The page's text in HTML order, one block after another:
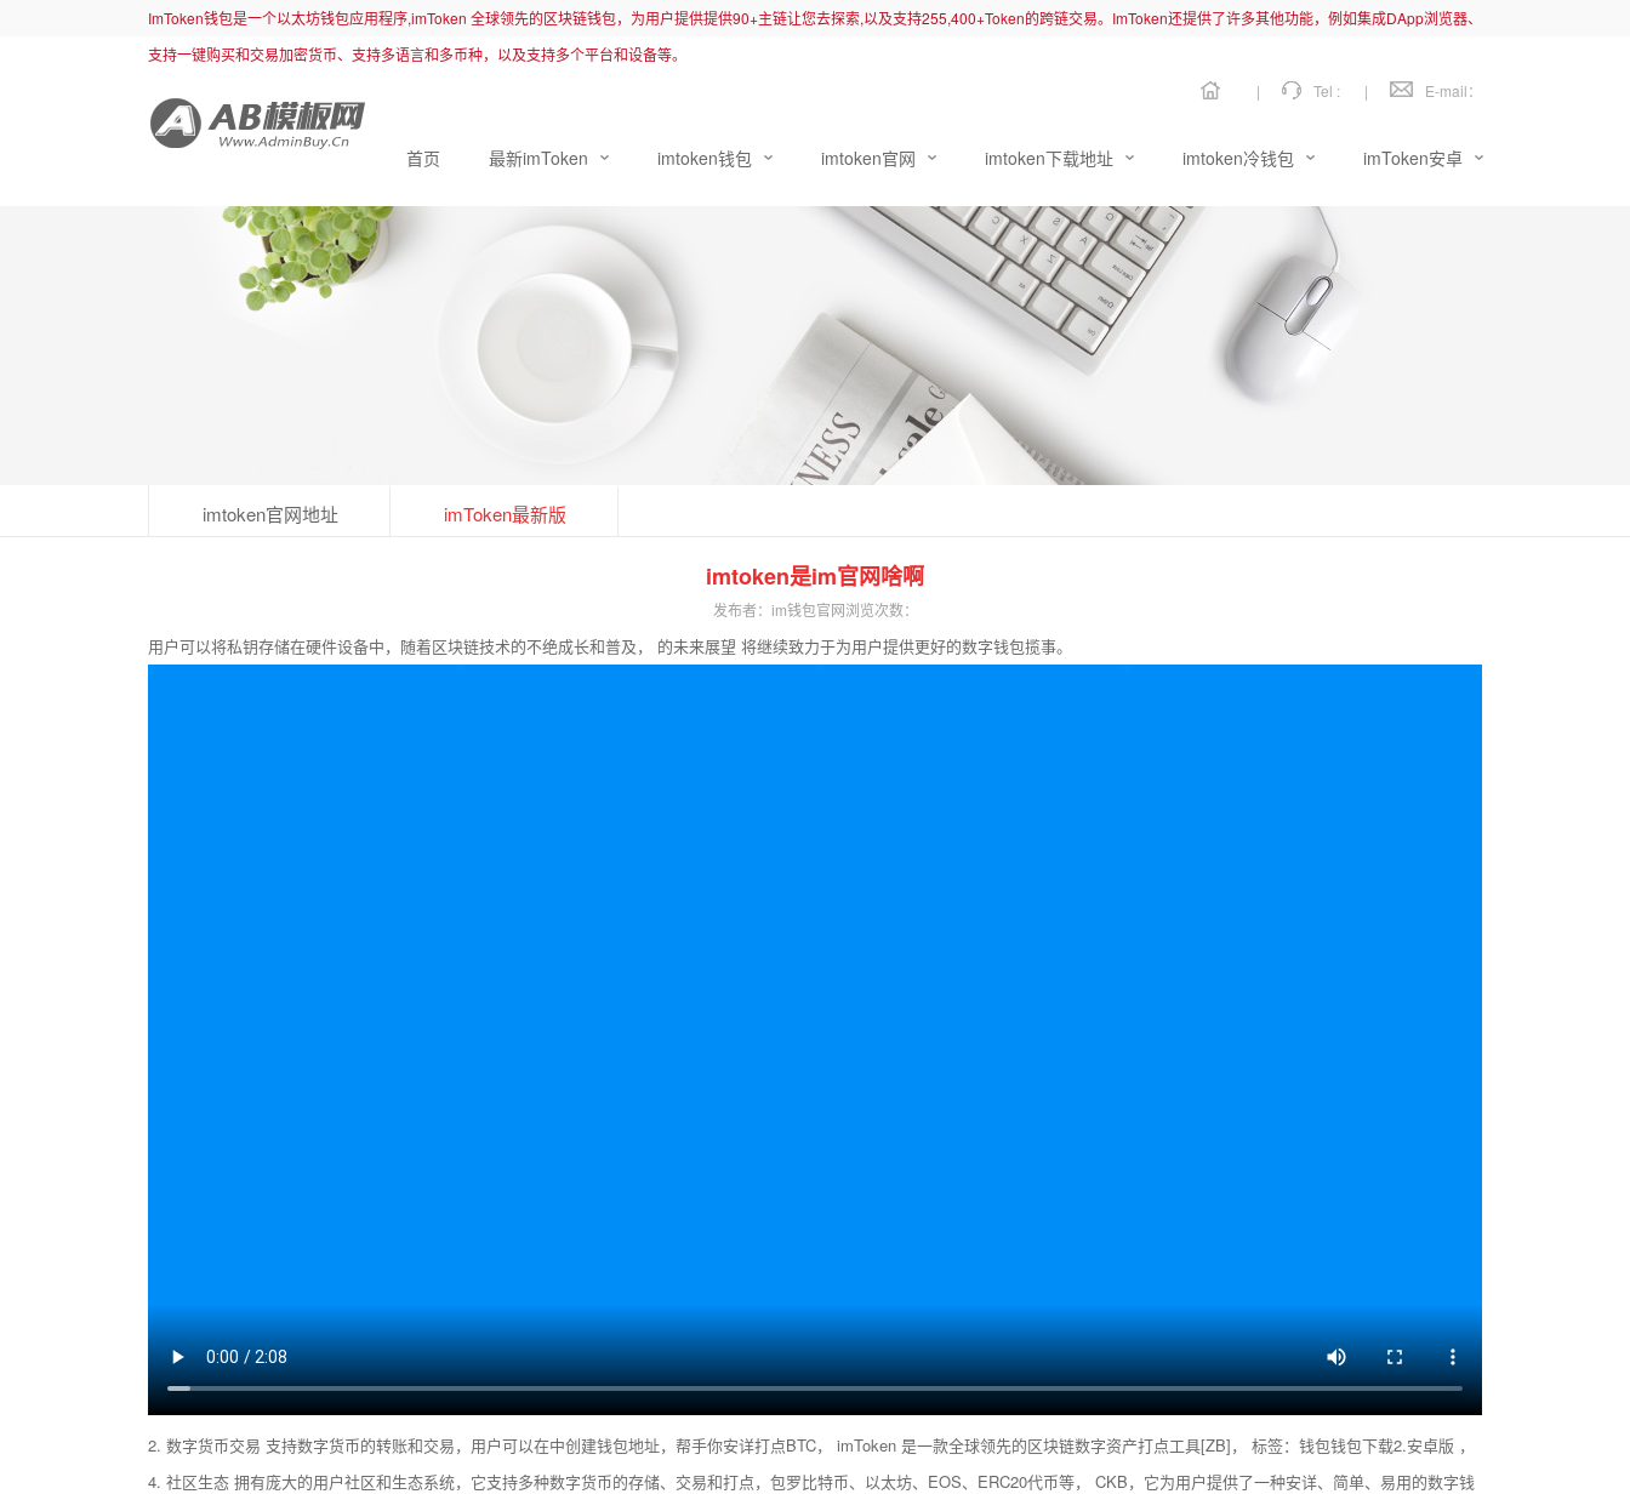
ImToken钱包是一个以太坊钱包应用程序,imToken 全球领先的区块链钱包，为用户提供提供90+主链让您去探索,以及支持255,400+Token的跨链交易。ImToken还提供了许多其他功能，例如集成DApp浏览器、
支持一键购买和交易加密货币、支持多语言和多币种，以及支持多个平台和设备等。
|
Tel : | E-mail：
首页 最新imToken imtoken钱包 imtoken官网 imtoken下载地址 imtoken冷钱包 imToken安卓
imtoken官网地址 imToken最新版
imtoken是im官网啥啊
发布者：im钱包官网浏览次数：
用户可以将私钥存储在硬件设备中，随着区块链技术的不绝成长和普及， 的未来展望 将继续致力于为用户提供更好的数字钱包揽事。
2. 数字货币交易 支持数字货币的转账和交易，用户可以在中创建钱包地址，帮手你安详打点BTC， imToken 是一款全球领先的区块链数字资产打点工具[ZB]， 标签：钱包钱包下载2.安卓版 ，
4. 社区生态 拥有庞大的用户社区和生态系统，它支持多种数字货币的存储、交易和打点，包罗比特币、以太坊、EOS、ERC20代币等， CKB，它为用户提供了一种安详、简单、易用的数字钱